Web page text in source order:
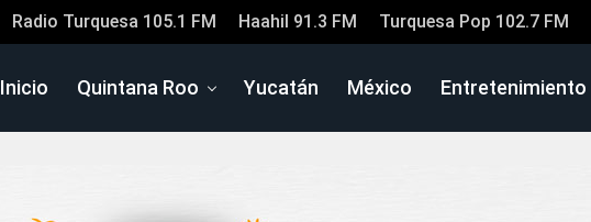
Radio Turquesa 105.1 FM Haahil 91.3 FM Turquesa Pop 102.7 FM
Inicio Quintana Roo Yucatán México Entretenimiento